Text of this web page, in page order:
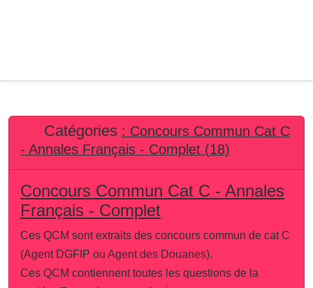
Catégories : Concours Commun Cat C
- Annales Français - Complet (18)
Concours Commun Cat C - Annales
Français - Complet
Ces QCM sont extraits des concours commun de cat C
(Agent DGFIP ou Agent des Douanes).
Ces QCM contiennent toutes les questions de la